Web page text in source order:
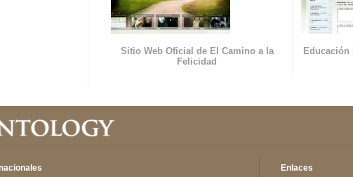
Sitio Web Oficial de El Camino a la
Felicidad
Educación
Enlaces